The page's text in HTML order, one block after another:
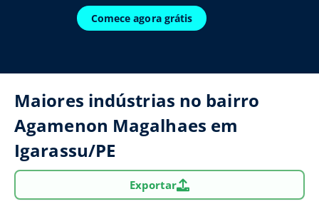
Comece agora grátis
Maiores indústrias no bairro
Agamenon Magalhaes em
Igarassu/PE
Exportar